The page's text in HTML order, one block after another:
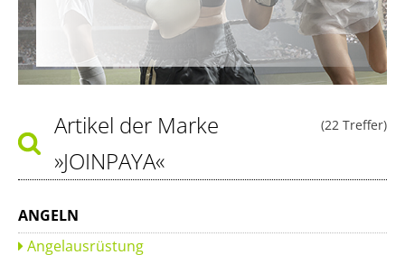
(22 Treffer)
Artikel der Marke
»JOINPAYA«
ANGELN
Angelausrüstung